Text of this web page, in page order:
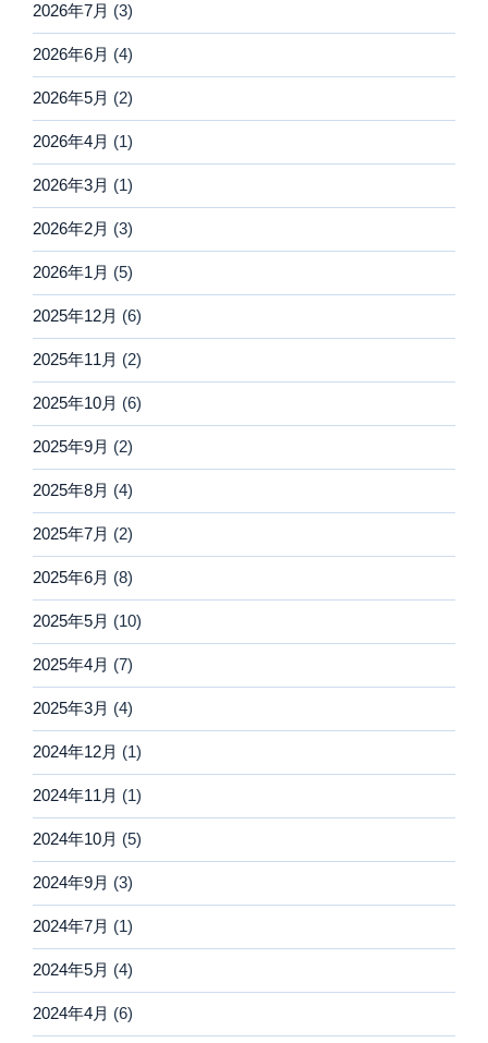
2026年7月 (3)
2026年6月 (4)
2026年5月 (2)
2026年4月 (1)
2026年3月 (1)
2026年2月 (3)
2026年1月 (5)
2025年12月 (6)
2025年11月 (2)
2025年10月 (6)
2025年9月 (2)
2025年8月 (4)
2025年7月 (2)
2025年6月 (8)
2025年5月 (10)
2025年4月 (7)
2025年3月 (4)
2024年12月 (1)
2024年11月 (1)
2024年10月 (5)
2024年9月 (3)
2024年7月 (1)
2024年5月 (4)
2024年4月 (6)